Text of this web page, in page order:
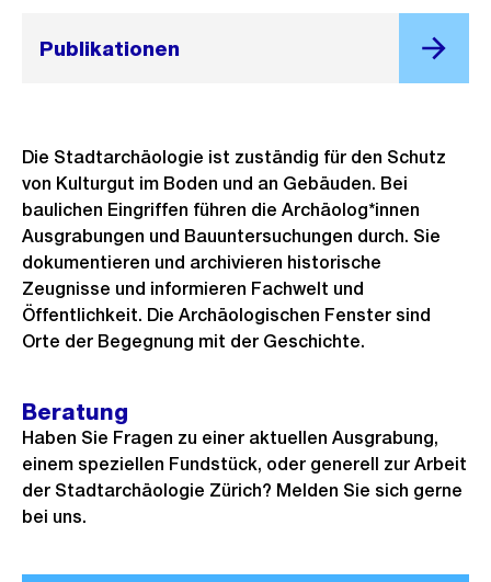
Publikationen
Die Stadtarchäologie ist zuständig für den Schutz
von Kulturgut im Boden und an Gebäuden. Bei
baulichen Eingriffen führen die Archäolog*innen
Ausgrabungen und Bauuntersuchungen durch. Sie
dokumentieren und archivieren historische
Zeugnisse und informieren Fachwelt und
Öffentlichkeit. Die Archäologischen Fenster sind
Orte der Begegnung mit der Geschichte.
Beratung
Haben Sie Fragen zu einer aktuellen Ausgrabung,
einem speziellen Fundstück, oder generell zur Arbeit
der Stadtarchäologie Zürich? Melden Sie sich gerne
bei uns.